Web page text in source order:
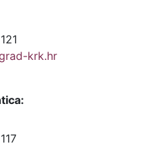
krk.hr